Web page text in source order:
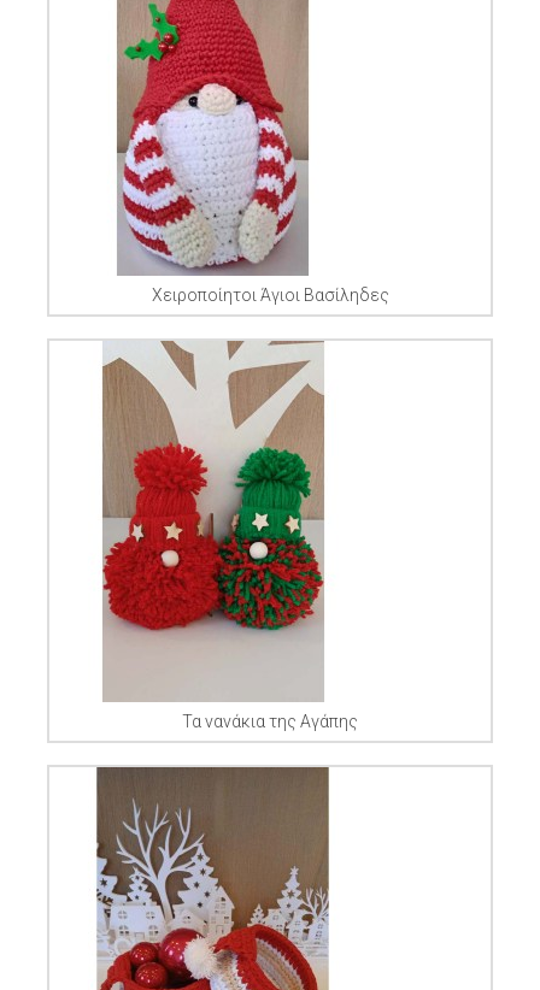
Χειροποίητοι Άγιοι Βασίληδες
Τα νανάκια της Αγάπης